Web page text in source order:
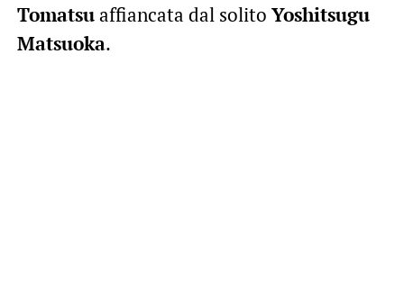
Tomatsuaffiancata dal solito Yoshitsugu
Matsuoka.